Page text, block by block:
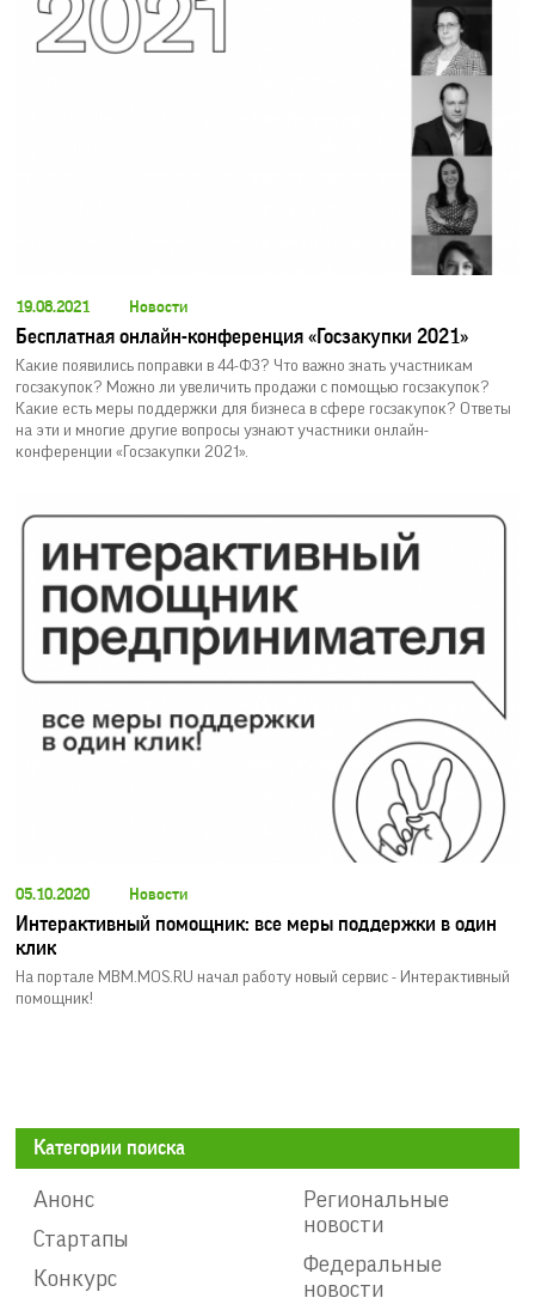
19.08.2021 Новости
Бесплатная онлайн-конференция «Госзакупки 2021»
Какие появились поправки в 44-ФЗ? Что важно знать участникам
госзакупок? Можно ли увеличить продажи с помощью госзакупок?
Какие есть меры поддержки для бизнеса в сфере госзакупок? Ответы
на эти и многие другие вопросы узнают участники онлайн-
конференции «Госзакупки 2021».
05.10.2020 Новости
Интерактивный помощник: все меры поддержки в один
клик
На портале MBM.MOS.RU начал работу новый сервис - Интерактивный
помощник!
Категории поиска
Анонс
Стартапы
Конкурс
Региональные
новости
Федеральные
новости